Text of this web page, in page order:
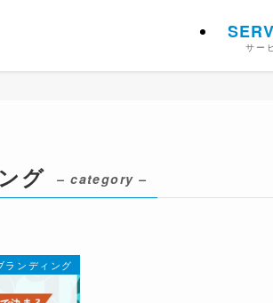
サー
グ – category –
ランディング